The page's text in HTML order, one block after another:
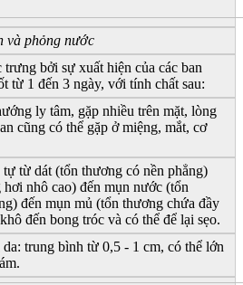
và phỏng nước
bởi sự xuất hiện của các ban
từ 1 đến 3 ngày, với tính chất sau:
ly tâm, gặp nhiều trên mặt, lòng
cũng có thể gặp ở miệng, mắt, cơ
từ dát (tổn thương có nền phẳng)
nhô cao) đến mụn nước (tổn
đến mụn mủ (tổn thương chứa đầy
đến bong tróc và có thể để lại sẹo.
trung bình từ 0,5 - 1 cm, có thể lớn